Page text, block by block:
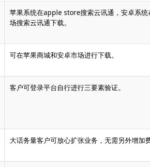
苹果系统在apple store搜索云讯通，安卓系统
场搜索云讯通下载。
可在苹果商城和安卓市场进行下载。
客户可登录平台自行进行三要素验证。
大话务量客户可放心扩张业务，无需另外增加